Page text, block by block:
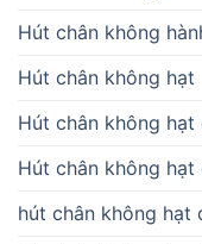
Hút chân không
Hút chân không hạt
Hút chân không hạt
Hút chân không
hút chân không hạt